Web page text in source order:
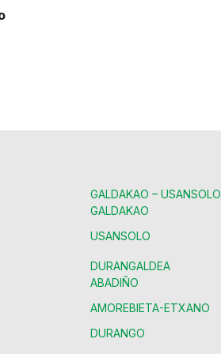
GALDAKAO – USANSOLO
GALDAKAO
USANSOLO
DURANGALDEA
ABADIÑO
AMOREBIETA-ETXANO
DURANGO